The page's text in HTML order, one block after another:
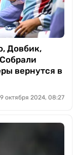
Довбик,
вернутся в
октября 2024, 08:27